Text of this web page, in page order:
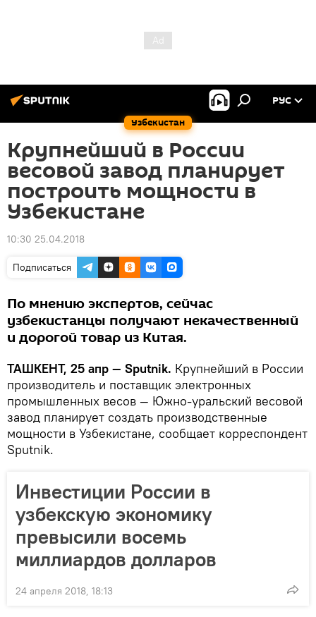
Узбекистан
РУС
Крупнейший в России
весовой завод планирует
построить мощности в
Узбекистане
10:30 25.04.2018
Подписаться
По мнению экспертов, сейчас
узбекистанцы получают некачественный
и дорогой товар из Китая.
ТАШКЕНТ, 25 апр — Sputnik. Крупнейший в России
производитель и поставщик электронных
промышленных весов — Южно-уральский весовой
завод планирует создать производственные
мощности в Узбекистане, сообщает корреспондент
Sputnik.
Инвестиции России в
узбекскую экономику
превысили восемь
миллиардов долларов
24 апреля 2018, 18:13